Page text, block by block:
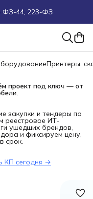
ФЗ-44, 223-ФЗ
под ТЗ
или в чат
Принтеры,
проект под ключ — от
закупки и тендеры по
реестровое ИТ-
ушедших брендов,
и фиксируем цену,
срок.
КП сегодня →